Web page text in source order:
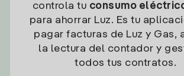
controla tu consumo
para ahorrar Luz. Es tu
pagar facturas de Luz y Gas,
la lectura del contador y
todos tus contratos.